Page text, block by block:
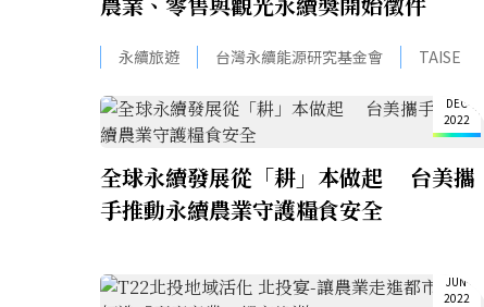
永續旅遊 台灣永續能源研究基金會 TAISE
DEC
2022
全球永續發展從「耕」本做起 台美攜
手推動永續農業守護糧食安全
JUN
2022